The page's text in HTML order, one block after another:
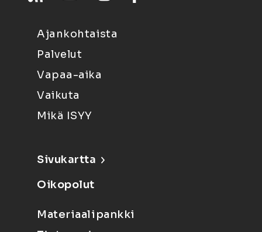
Ajankohtaista
Palvelut
Vapaa-aika
Vaikuta
Mikä ISYY
Sivukartta
Oikopolut
Materiaalipankki